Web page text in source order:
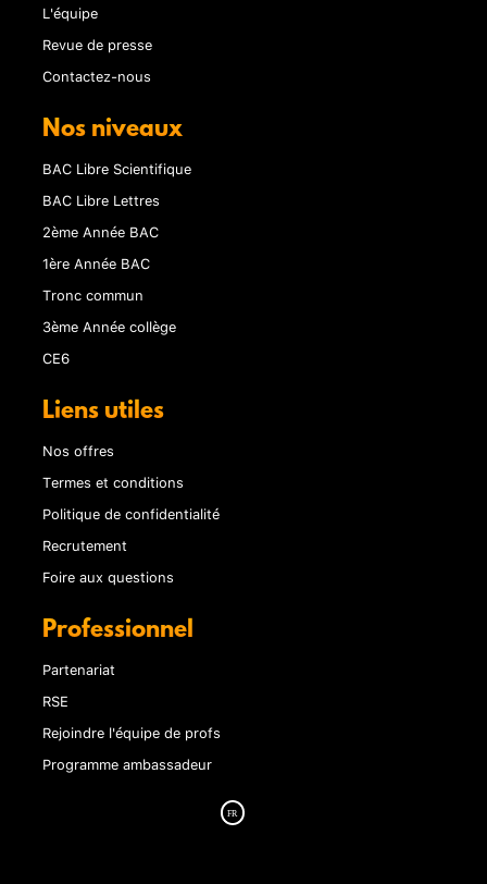
L'équipe
Revue de presse
Contactez-nous
Nos niveaux
BAC Libre Scientifique
BAC Libre Lettres
2ème Année BAC
1ère Année BAC
Tronc commun
3ème Année collège
CE6
Liens utiles
Nos offres
Termes et conditions
Politique de confidentialité
Recrutement
Foire aux questions
Professionnel
Partenariat
RSE
Rejoindre l'équipe de profs
Programme ambassadeur